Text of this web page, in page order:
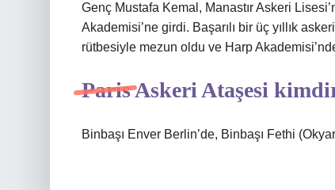
Genç Mustafa Kemal, Manastır Askeri
Akademisi’ne girdi. Başarılı bir üç yıllık
rütbesiyle mezun oldu ve Harp
Paris Askeri Ataşesi
Binbaşı Enver Berlin’de, Binbaşı Fethi